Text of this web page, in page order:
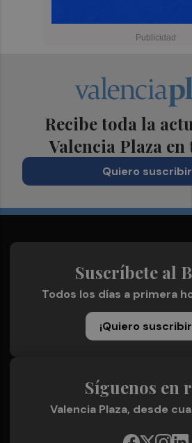
Recibe toda la
Valencia Plaza
Quiero
Suscríbete al
Todos los días a primera
¡Quiero
Síguenos en
Valencia Plaza, desde